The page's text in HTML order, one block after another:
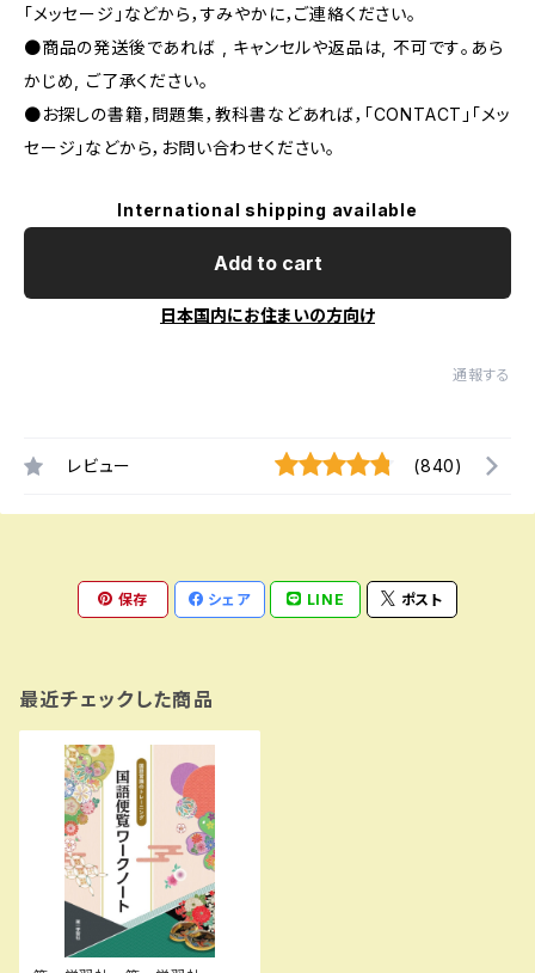
「メッセージ」などから，すみやかに，ご連絡ください。
●商品の発送後であれば , キャンセルや返品は, 不可です｡あら
かじめ, ご了承ください｡
●お探しの書籍，問題集，教科書などあれば，「CONTACT」「メッ
セージ」などから，お問い合わせください。
International shipping available
Add to cart
日本国内にお住まいの方向け
通報する
レビュー (840)
保存 シェア LINE ポスト
最近チェックした商品